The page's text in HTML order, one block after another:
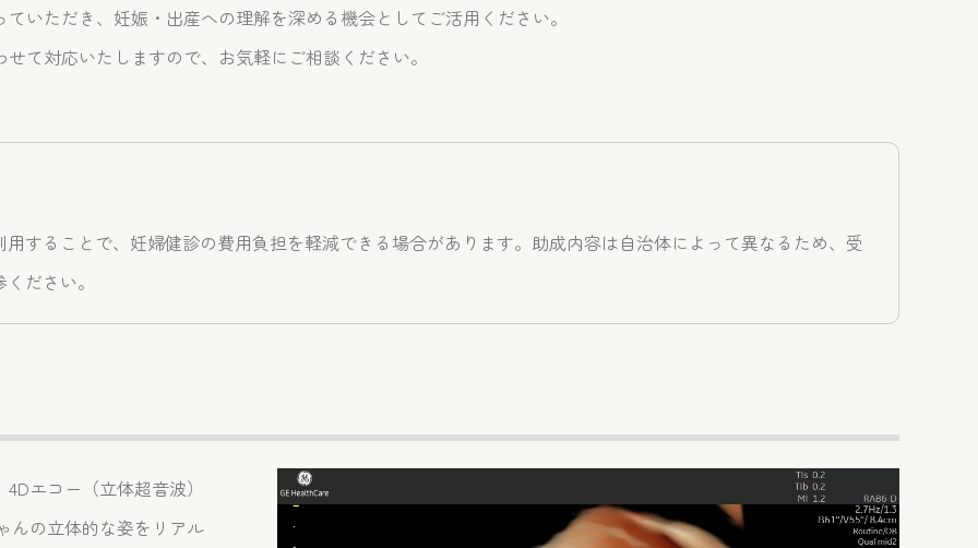
いただき、妊娠・出産への理解を深める機会としてご活用ください。
て対応いたしますので、お気軽にご相談ください。
することで、妊婦健診の費用負担を軽減できる場合があります。助成内容は自治体によって異なるため、受
ださい。
エコー（立体超音波）
んの立体的な姿をリアル
画
プ